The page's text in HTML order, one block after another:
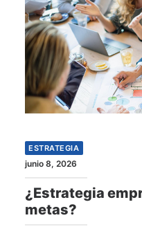
ESTRATEGIA
junio 8, 2026
¿Estrategia
metas?